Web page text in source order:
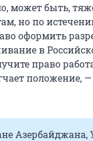
может быть,
но по
оформить
в
право
положение,
Азербайджана,